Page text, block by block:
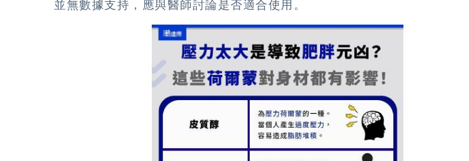
並無數據支持，應與醫師討論是否適合使用。